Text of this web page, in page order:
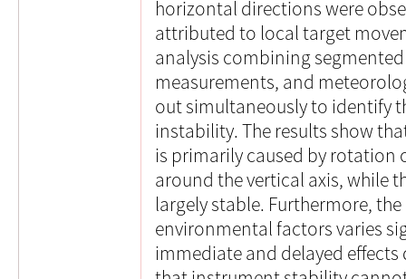
horizontal directions were
attributed to local target
analysis combining
measurements, and
out simultaneously to identify
instability. The results show
is primarily caused by
around the vertical axis, while
largely stable. Furthermore,
environmental factors varies
immediate and delayed